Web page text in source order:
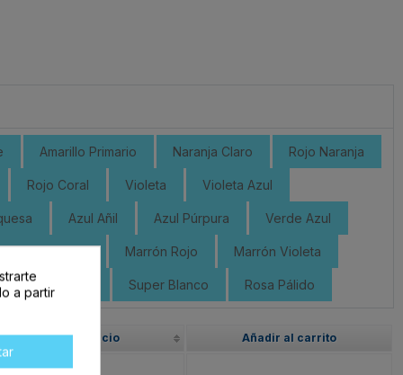
Amarillo Primario Naranja Claro Rojo Naranja
Rojo Coral Violeta Violeta Azul
Azul Añil Azul Púrpura Verde Azul
Dorado Marrón Rojo Marrón Violeta
Gris Oscuro Super Blanco Rosa Pálido
Precio Añadir al carrito
a partir